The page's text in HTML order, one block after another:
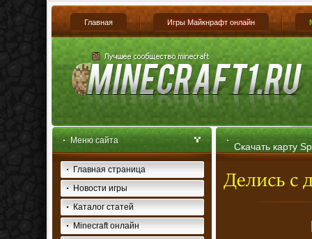
Главная Игры Майкнрафт онлайн
Меню сайта
Главная страница
Новости игры
Каталог статей
Minecraft онлайн
Скачать карту